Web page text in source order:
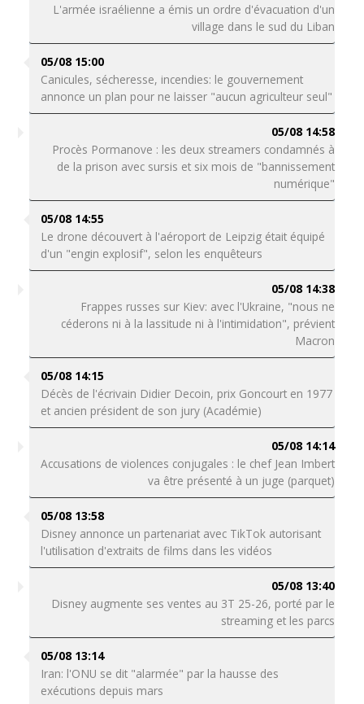
L'armée israélienne a émis un ordre d'évacuation d'un
village dans le sud du Liban
05/08 15:00
Canicules, sécheresse, incendies: le gouvernement
annonce un plan pour ne laisser "aucun agriculteur seul"
05/08 14:58
Procès Pormanove : les deux streamers condamnés à
de la prison avec sursis et six mois de "bannissement
numérique"
05/08 14:55
Le drone découvert à l'aéroport de Leipzig était équipé
d'un "engin explosif", selon les enquêteurs
05/08 14:38
Frappes russes sur Kiev: avec l'Ukraine, "nous ne
céderons ni à la lassitude ni à l'intimidation", prévient
Macron
05/08 14:15
Décès de l'écrivain Didier Decoin, prix Goncourt en 1977
et ancien président de son jury (Académie)
05/08 14:14
Accusations de violences conjugales : le chef Jean Imbert
va être présenté à un juge (parquet)
05/08 13:58
Disney annonce un partenariat avec TikTok autorisant
l'utilisation d'extraits de films dans les vidéos
05/08 13:40
Disney augmente ses ventes au 3T 25-26, porté par le
streaming et les parcs
05/08 13:14
Iran: l'ONU se dit "alarmée" par la hausse des
exécutions depuis mars